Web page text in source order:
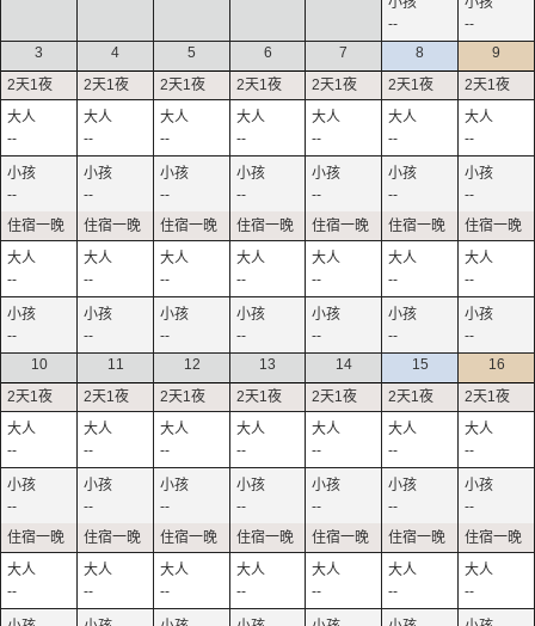
--
--
3
--
--
--
--
4
--
--
--
--
5
--
--
--
--
6
--
--
--
--
7
--
--
--
--
8
--
--
--
--
9
--
--
--
--
10
--
--
--
11
--
--
--
12
--
--
--
13
--
--
--
14
--
--
--
15
--
--
--
16
--
--
--